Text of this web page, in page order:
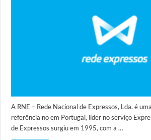
A RNE – Rede Nacional de Expressos, Lda. é
referência no em Portugal, líder no serviço
de Expressos surgiu em 1995, com a …